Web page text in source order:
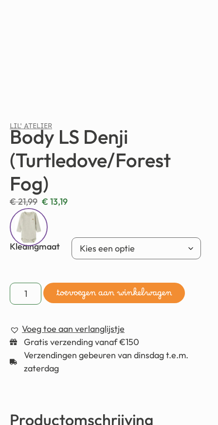
LIL' ATELIER
Body LS Denji
(Turtledove/Forest
Fog)
€21,99 € 13,19
Kledingmaat
toevoegen aan winkelwagen
Voeg toe aan verlanglijstje
Gratis verzending vanaf €150
Verzendingen gebeuren van dinsdag t.e.m.
zaterdag
Productomschrijving